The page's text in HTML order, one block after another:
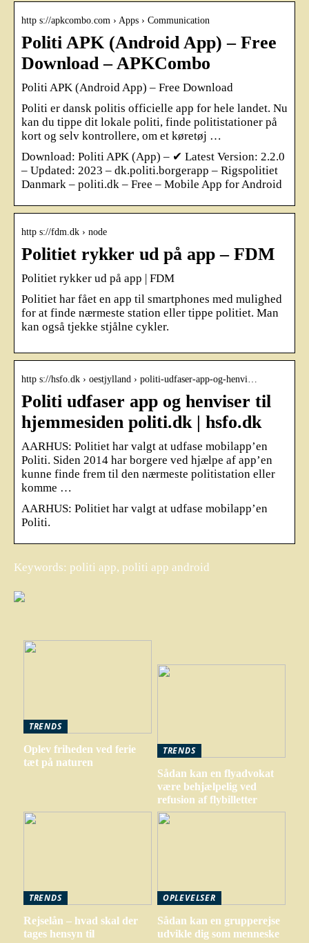
http s://apkcombo.com › Apps › Communication
Politi APK (Android App) – Free
Download – APKCombo
Politi APK (Android App) – Free Download
Politi er dansk politis officielle app for hele landet. Nu
kan du tippe dit lokale politi, finde politistationer på
kort og selv kontrollere, om et køretøj …
Download: Politi APK (App) – ✔ Latest Version: 2.2.0
– Updated: 2023 – dk.politi.borgerapp – Rigspolitiet
Danmark – politi.dk – Free – Mobile App for Android
http s://fdm.dk › node
Politiet rykker ud på app – FDM
Politiet rykker ud på app | FDM
Politiet har fået en app til smartphones med mulighed
for at finde nærmeste station eller tippe politiet. Man
kan også tjekke stjålne cykler.
http s://hsfo.dk › oestjylland › politi-udfaser-app-og-henvi…
Politi udfaser app og henviser til
hjemmesiden politi.dk | hsfo.dk
AARHUS: Politiet har valgt at udfase mobilapp’en
Politi. Siden 2014 har borgere ved hjælpe af app’en
kunne finde frem til den nærmeste politistation eller
komme …
AARHUS: Politiet har valgt at udfase mobilapp’en
Politi.
Keywords: politi app, politi app android
TRENDS
Oplev friheden ved ferie
tæt på naturen
TRENDS
Sådan kan en flyadvokat
være behjælpelig ved
refusion af flybilletter
TRENDS
Rejselån – hvad skal der
tages hensyn til
OPLEVELSER
Sådan kan en grupperejse
udvikle dig som menneske